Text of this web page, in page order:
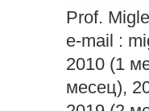
Prof.
e-mail :
2010 (1
месец),